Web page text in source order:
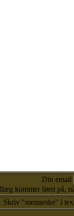
Din email
kommer først på,
Skriv "menneske" i